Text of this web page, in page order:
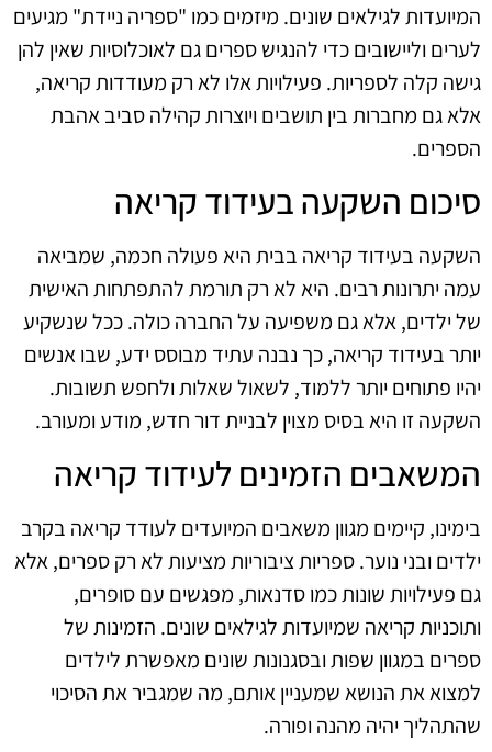
המיועדות לגילאים שונים. מיזמים כמו "ספריה ניידת" מגיעים
לערים וליישובים כדי להנגיש ספרים גם לאוכלוסיות שאין להן
גישה קלה לספריות. פעילויות אלו לא רק מעודדות קריאה,
אלא גם מחברות בין תושבים ויוצרות קהילה סביב אהבת
הספרים.
סיכום השקעה בעידוד קריאה
השקעה בעידוד קריאה בבית היא פעולה חכמה, שמביאה
עמה יתרונות רבים. היא לא רק תורמת להתפתחות האישית
של ילדים, אלא גם משפיעה על החברה כולה. ככל שנשקיע
יותר בעידוד קריאה, כך נבנה עתיד מבוסס ידע, שבו אנשים
יהיו פתוחים יותר ללמוד, לשאול שאלות ולחפש תשובות.
השקעה זו היא בסיס מצוין לבניית דור חדש, מודע ומעורב.
המשאבים הזמינים לעידוד קריאה
בימינו, קיימים מגוון משאבים המיועדים לעודד קריאה בקרב
ילדים ובני נוער. ספריות ציבוריות מציעות לא רק ספרים, אלא
גם פעילויות שונות כמו סדנאות, מפגשים עם סופרים,
ותוכניות קריאה שמיועדות לגילאים שונים. הזמינות של
ספרים במגוון שפות ובסגנונות שונים מאפשרת לילדים
למצוא את הנושא שמעניין אותם, מה שמגביר את הסיכוי
שהתהליך יהיה מהנה ופורה.